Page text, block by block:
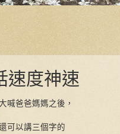
速度神速
喊爸爸媽媽之後，
可以講三個字的